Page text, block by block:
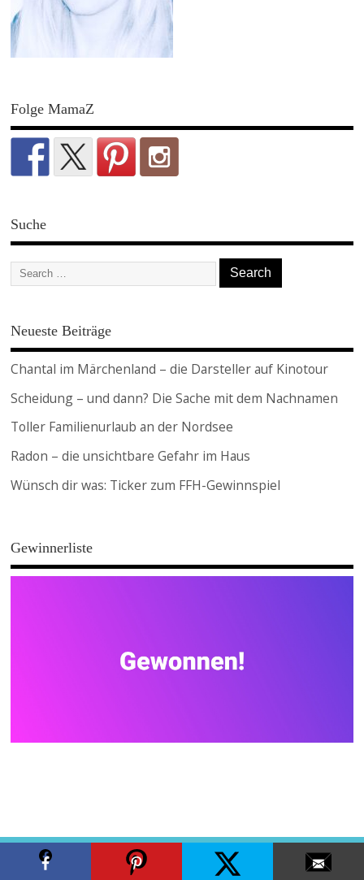
Folge MamaZ
Suche
Neueste Beiträge
Chantal im Märchenland – die Darsteller auf Kinotour
Scheidung – und dann? Die Sache mit dem Nachnamen
Toller Familienurlaub an der Nordsee
Radon – die unsichtbare Gefahr im Haus
Wünsch dir was: Ticker zum FFH-Gewinnspiel
Gewinnerliste
Copyright ©2026. MamaZ
facebook
pinterest